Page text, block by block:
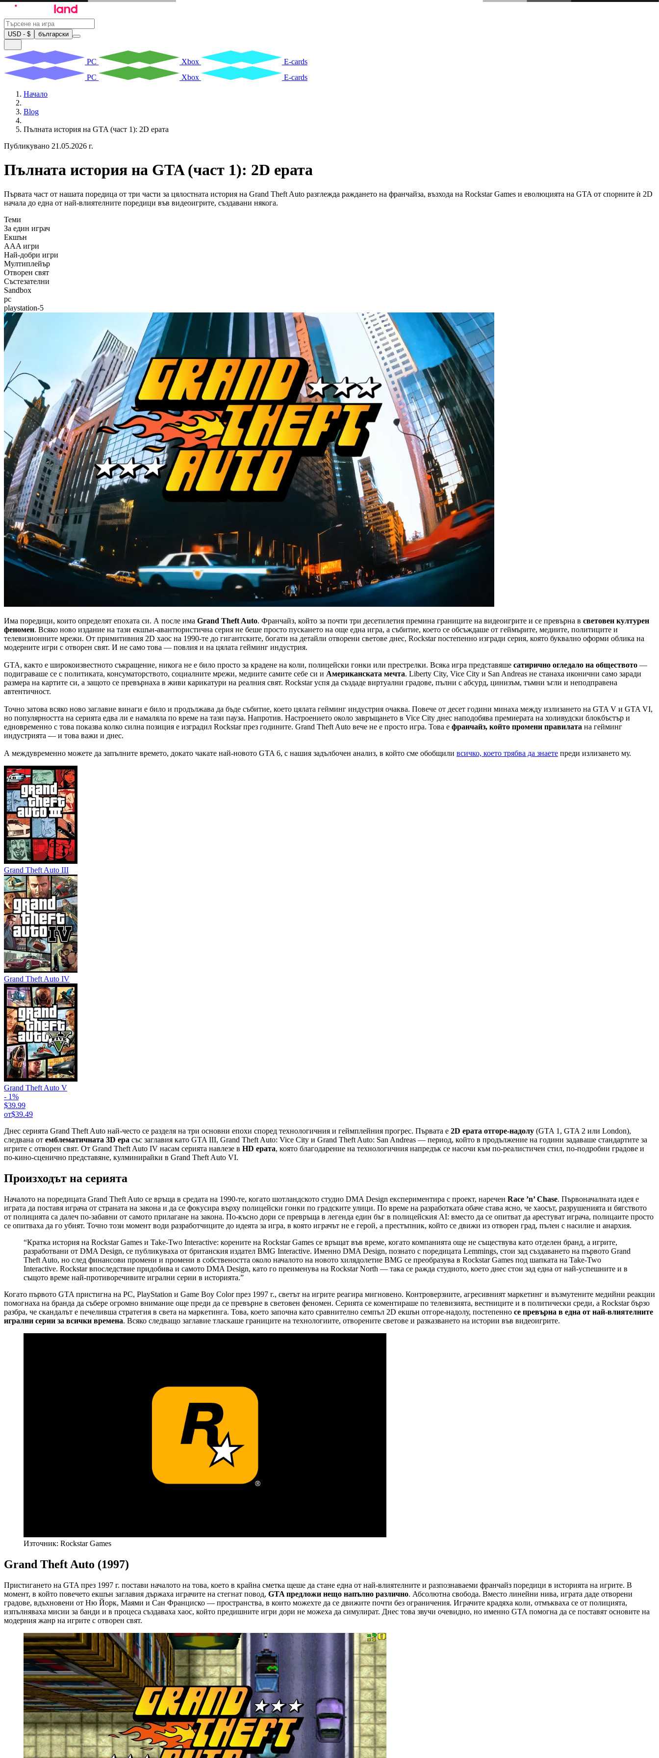
USD - $ български
PC Xbox
E-cards
PC
Xbox
E-cards
Начало
Blog
Пълната история на GTA (част 1): 2D ерата
Публикувано 21.05.2026 г.
Пълната история на GTA (част 1): 2D ерата
Първата част от нашата поредица от три части за цялостната история на Grand Theft Auto разглежда раждането на франчайза, възхода на Rockstar Games и еволюцията на GTA от спорните ѝ 2D
начала до една от най-влиятелните поредици във видеоигрите, създавани някога.
Теми
За един играч
Екшън
AAA игри
Най-добри игри
Мултиплейър
Отворен свят
Състезателни
Sandbox
pc
playstation-5
Има поредици, които определят епохата си. А после има Grand Theft Auto. Франчайз, който за почти три десетилетия премина границите на видеоигрите и се превърна в световен културен
феномен. Всяко ново издание на тази екшън-авантюристична серия не беше просто пускането на още една игра, а събитие, което се обсъждаше от геймърите, медиите, политиците и
телевизионните мрежи. От примитивния 2D хаос на 1990-те до гигантските, богати на детайли отворени светове днес, Rockstar постепенно изгради серия, която буквално оформи облика на
модерните игри с отворен свят. И не само това — повлия и на цялата гейминг индустрия.
GTA, както е широкоизвестното съкращение, никога не е било просто за крадене на коли, полицейски гонки или престрелки. Всяка игра представяше сатирично огледало на обществото —
подиграваше се с политиката, консуматорството, социалните мрежи, медиите самите себе си и Американската мечта. Liberty City, Vice City и San Andreas не станаха иконични само заради
размера на картите си, а защото се превърнаха в живи карикатури на реалния свят. Rockstar успя да създаде виртуални градове, пълни с абсурд, цинизъм, тъмни ъгли и неподправена
автентичност.
Точно затова всяко ново заглавие винаги е било и продължава да бъде събитие, което цялата гейминг индустрия очаква. Повече от десет години минаха между излизането на GTA V и GTA VI,
но популярността на серията едва ли е намаляла по време на тази пауза. Напротив. Настроението около завръщането в Vice City днес наподобява премиерата на холивудски блокбъстър и
едновременно с това показва колко силна позиция е изградил Rockstar през годините. Grand Theft Auto вече не е просто игра. Това е франчайз, който промени правилата на гейминг
индустрията — и това важи и днес.
А междувременно можете да запълните времето, докато чакате най-новото GTA 6, с нашия задълбочен анализ, в който сме обобщили всичко, което трябва да знаете преди излизането му.
Grand Theft Auto III
Grand Theft Auto IV
Grand Theft Auto V
- 1%
$39.99
от$39.49
Днес серията Grand Theft Auto най-често се разделя на три основни епохи според технологичния и геймплейния прогрес. Първата е 2D ерата отгоре-надолу (GTA 1, GTA 2 или London),
следвана от емблематичната 3D ера със заглавия като GTA III, Grand Theft Auto: Vice City и Grand Theft Auto: San Andreas — период, който в продължение на години задаваше стандартите за
игрите с отворен свят. От Grand Theft Auto IV насам серията навлезе в HD ерата, която благодарение на технологичния напредък се насочи към по-реалистичен стил, по-подробни градове и
по-кино-сценично представяне, кулминирайки в Grand Theft Auto VI.
Произходът на серията
Началото на поредицата Grand Theft Auto се връща в средата на 1990-те, когато шотландското студио DMA Design експериментира с проект, наречен Race ’n’ Chase. Първоначалната идея е
играта да поставя играча от страната на закона и да се фокусира върху полицейски гонки по градските улици. По време на разработката обаче става ясно, че хаосът, разрушенията и бягството
от полицията са далеч по-забавни от самото прилагане на закона. По-късно дори се превръща в легенда един бъг в полицейския AI: вместо да се опитват да арестуват играча, полицаите просто
се опитваха да го убият. Точно този момент води разработчиците до идеята за игра, в която играчът не е герой, а престъпник, който се движи из отворен град, пълен с насилие и анархия.
“Кратка история на Rockstar Games и Take-Two Interactive: корените на Rockstar Games се връщат във време, когато компанията още не съществува като отделен бранд, а игрите,
разработвани от DMA Design, се публикуваха от британския издател BMG Interactive. Именно DMA Design, познато с поредицата Lemmings, стои зад създаването на първото Grand
Theft Auto, но след финансови промени и промени в собствеността около началото на новото хилядолетие BMG се преобразува в Rockstar Games под шапката на Take-Two
Interactive. Rockstar впоследствие придобива и самото DMA Design, като го преименува на Rockstar North — така се ражда студиото, което днес стои зад една от най-успешните и в
същото време най-противоречивите игрални серии в историята.”
Когато първото GTA пристигна на PC, PlayStation и Game Boy Color през 1997 г., светът на игрите реагира мигновено. Контроверзиите, агресивният маркетинг и възмутените медийни реакции
помогнаха на бранда да събере огромно внимание още преди да се превърне в световен феномен. Серията се коментираше по телевизията, вестниците и в политически среди, а Rockstar бързо
разбра, че скандалът е печеливша стратегия в света на маркетинга. Това, което започна като сравнително семпъл 2D екшън отгоре-надолу, постепенно се превърна в една от най-влиятелните
игрални серии за всички времена. Всяко следващо заглавие тласкаше границите на технологиите, отворените светове и разказването на истории във видеоигрите.
Източник: Rockstar Games
Grand Theft Auto (1997)
Пристигането на GTA през 1997 г. постави началото на това, което в крайна сметка щеше да стане една от най-влиятелните и разпознаваеми франчайз поредици в историята на игрите. В
момент, в който повечето екшън заглавия държаха играчите на стегнат повод, GTA предложи нещо напълно различно. Абсолютна свобода. Вместо линейни нива, играта даде отворени
градове, вдъхновени от Ню Йорк, Маями и Сан Франциско — пространства, в които можехте да се движите почти без ограничения. Играчите крадяха коли, отмъкваха се от полицията,
изпълняваха мисии за банди и в процеса създаваха хаос, който предишните игри дори не можеха да симулират. Днес това звучи очевидно, но именно GTA помогна да се поставят основите на
модерния жанр на игрите с отворен свят.